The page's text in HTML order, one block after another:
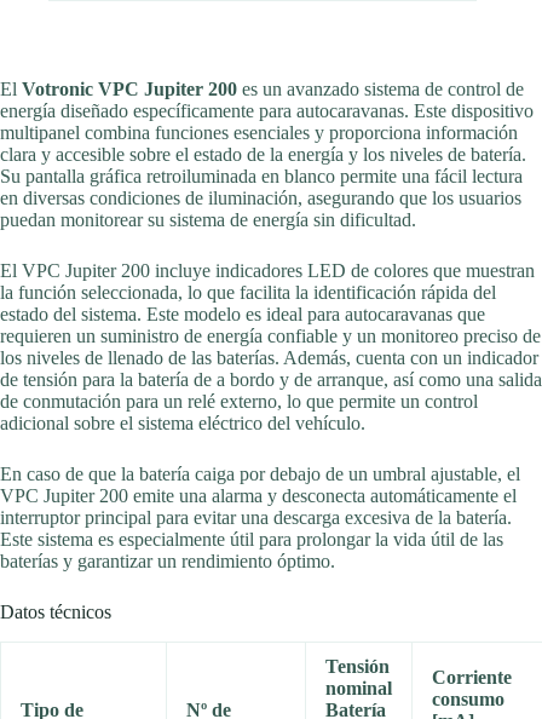
El Votronic VPC Jupiter 200 es un avanzado sistema de control de
energía diseñado específicamente para autocaravanas. Este dispositivo
multipanel combina funciones esenciales y proporciona información
clara y accesible sobre el estado de la energía y los niveles de batería.
Su pantalla gráfica retroiluminada en blanco permite una fácil lectura
en diversas condiciones de iluminación, asegurando que los usuarios
puedan monitorear su sistema de energía sin dificultad.
El VPC Jupiter 200 incluye indicadores LED de colores que muestran
la función seleccionada, lo que facilita la identificación rápida del
estado del sistema. Este modelo es ideal para autocaravanas que
requieren un suministro de energía confiable y un monitoreo preciso de
los niveles de llenado de las baterías. Además, cuenta con un indicador
de tensión para la batería de a bordo y de arranque, así como una salida
de conmutación para un relé externo, lo que permite un control
adicional sobre el sistema eléctrico del vehículo.
En caso de que la batería caiga por debajo de un umbral ajustable, el
VPC Jupiter 200 emite una alarma y desconecta automáticamente el
interruptor principal para evitar una descarga excesiva de la batería.
Este sistema es especialmente útil para prolongar la vida útil de las
baterías y garantizar un rendimiento óptimo.
Datos técnicos
Tipo de Nº de
Tensión
nominal
Batería
Corriente
consumo